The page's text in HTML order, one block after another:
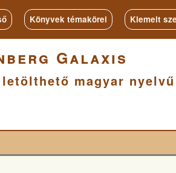
Könyvek témakörei Kiemelt
Galaxis
magyar